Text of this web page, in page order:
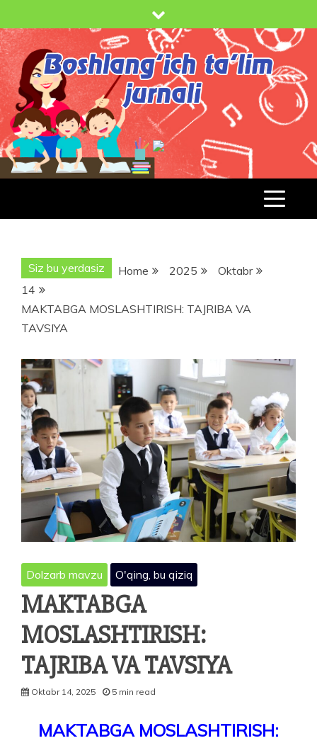
to
content
BT-
JURNAL.UZ
BOSHLANG'ICH TA'LIM JURNALI
Siz bu yerdasiz Home 2025
Oktabr
14
MAKTABGA MOSLASHTIRISH: TAJRIBA VA
TAVSIYA
Dolzarb mavzu O'qing, bu qiziq
MAKTABGA
MOSLASHTIRISH:
TAJRIBA VA TAVSIYA
Oktabr 14, 2025 5 min read
MAKTABGA MOSLASHTIRISH: